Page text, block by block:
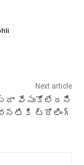
Next article
వేసుకోలేదని
ట్రోలింగ్